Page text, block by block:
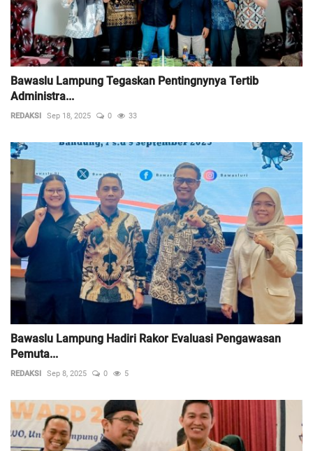
Bawaslu Lampung Tegaskan Pentingnynya Tertib
Administra...
REDAKSI Sep 18, 2025 0 33
Bawaslu Lampung Hadiri Rakor Evaluasi Pengawasan
Pemuta...
REDAKSI Sep 8, 2025 0 5